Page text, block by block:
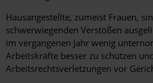
Hausangestellte, zumeist Frauen,
schwerwiegenden Verstößen
im vergangenen Jahr wenig
Arbeitskräfte besser zu schützen
Arbeitsrechtsverletzungen vor